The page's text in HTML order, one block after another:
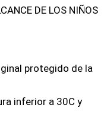
DE LOS NIÑOS
protegido de la
inferior a 30C y